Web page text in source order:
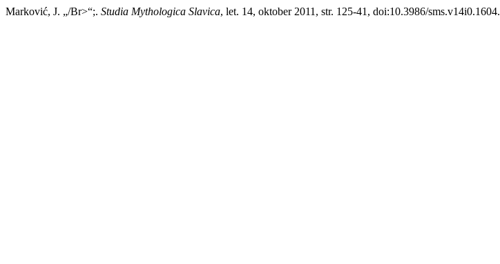
Marković, J. „/Br>“;. Studia Mythologica Slavica, let. 14, oktober 2011, str. 125-41, doi:10.3986/sms.v14i0.1604.